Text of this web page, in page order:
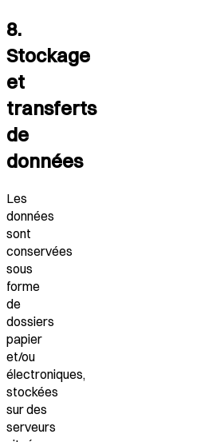
8.
Stockage
et
transferts
de
données
Les
données
sont
conservées
sous
forme
de
dossiers
papier
et/ou
électroniques,
stockées
sur des
serveurs